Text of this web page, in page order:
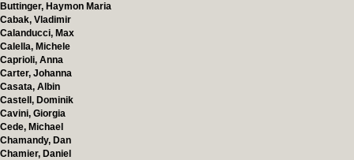
Buttinger, Haymon Maria
Cabak, Vladimir
Calanducci, Max
Calella, Michele
Caprioli, Anna
Carter, Johanna
Casata, Albin
Castell, Dominik
Cavini, Giorgia
Cede, Michael
Chamandy, Dan
Chamier, Daniel